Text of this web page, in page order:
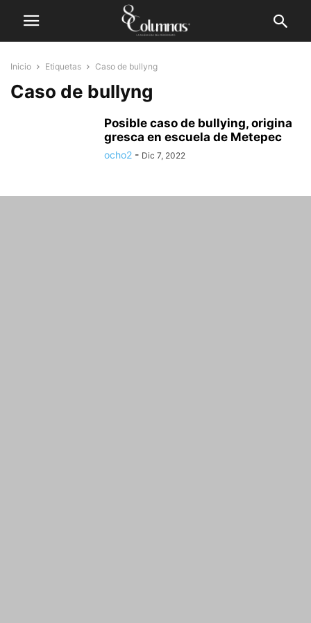
Inicio Etiquetas Caso de bullyng
Caso de bullyng
Posible caso de bullying, origina
gresca en escuela de Metepec
ocho2 - Dic 7, 2022